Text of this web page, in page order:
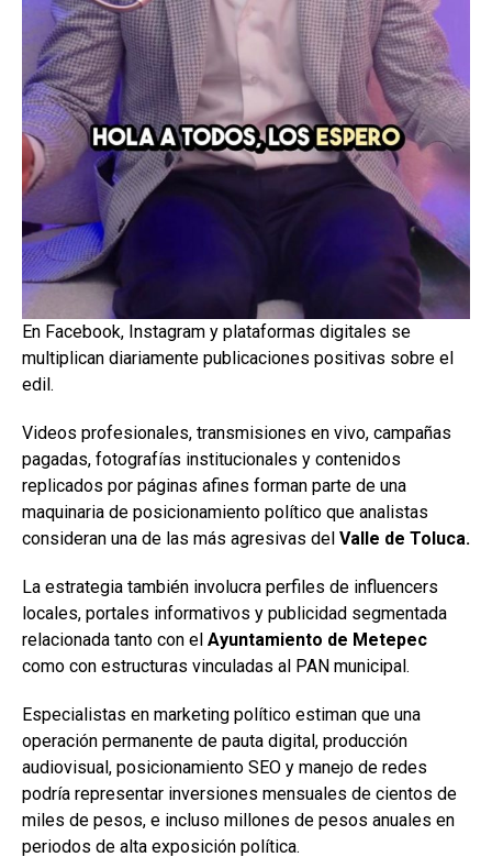
En Facebook, Instagram y plataformas digitales se
multiplican diariamente publicaciones positivas sobre el
edil.
Videos profesionales, transmisiones en vivo, campañas
pagadas, fotografías institucionales y contenidos
replicados por páginas afines forman parte de una
maquinaria de posicionamiento político que analistas
consideran una de las más agresivas del Valle de Toluca.
La estrategia también involucra perfiles de influencers
locales, portales informativos y publicidad segmentada
relacionada tanto con el Ayuntamiento de Metepec
como con estructuras vinculadas al PAN municipal.
Especialistas en marketing político estiman que una
operación permanente de pauta digital, producción
audiovisual, posicionamiento SEO y manejo de redes
podría representar inversiones mensuales de cientos de
miles de pesos, e incluso millones de pesos anuales en
periodos de alta exposición política.